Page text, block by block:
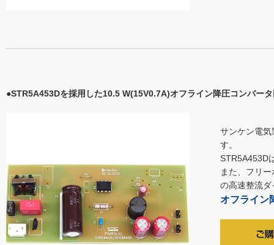
●STR5A453Dを採用した10.5 W(15V0.7A)オフライン降圧コンバー
サンケン電
す。
STR5A453D
また、フリ
の高速整流
オフライン